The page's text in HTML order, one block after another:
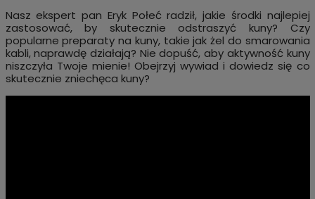
Nasz ekspert pan Eryk Połeć radził, jakie środki najlepiej
zastosować, by skutecznie odstraszyć kuny? Czy
popularne preparaty na kuny, takie jak żel do smarowania
kabli, naprawdę działają? Nie dopuść, aby aktywność kuny
niszczyła Twoje mienie! Obejrzyj wywiad i dowiedz się co
skutecznie zniechęca kuny?